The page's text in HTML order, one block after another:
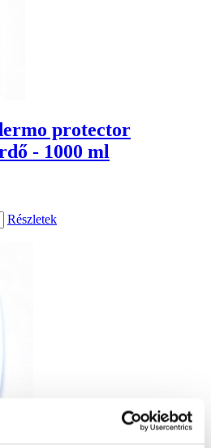
protector
- 1000 ml
Részletek